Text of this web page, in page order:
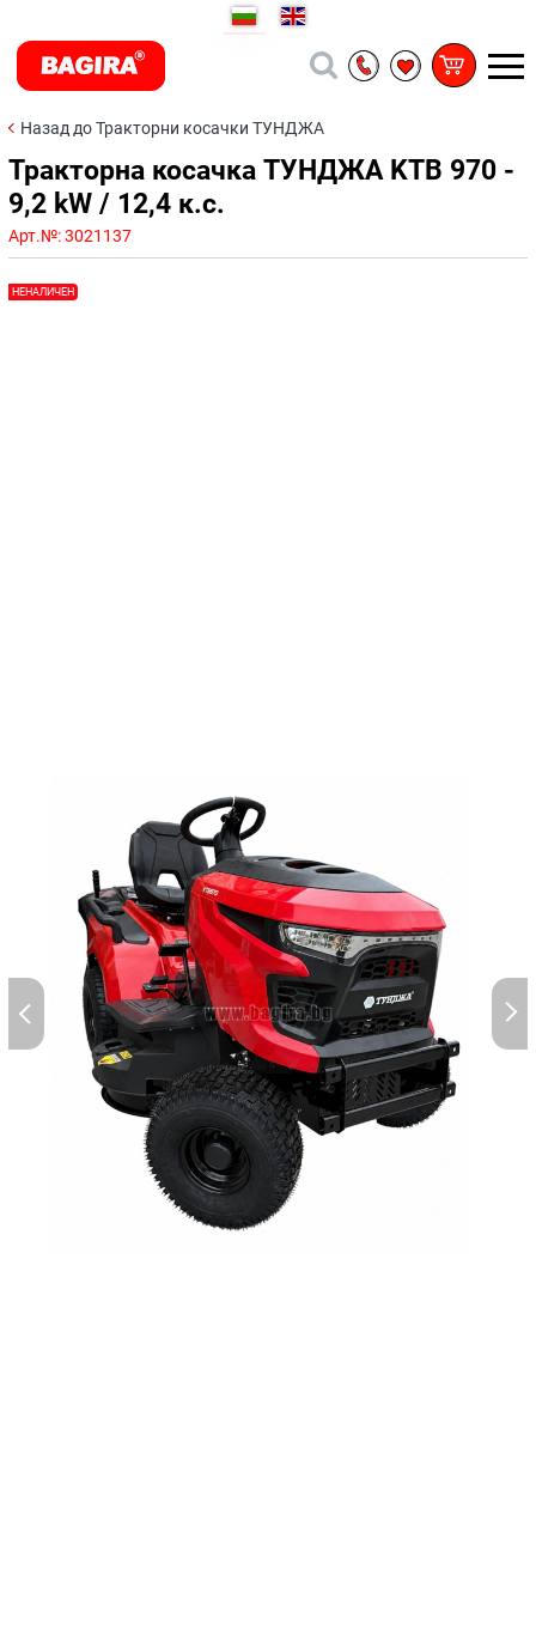
Назад до Тракторни косачки ТУНДЖА
Тракторна косачка ТУНДЖА KTB 970 -
9,2 kW / 12,4 к.с.
Арт.№:3021137
НЕНАЛИЧЕН